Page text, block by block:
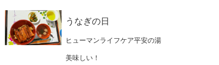
うなぎの日
ヒューマンライフケア平安の湯
美味しい！